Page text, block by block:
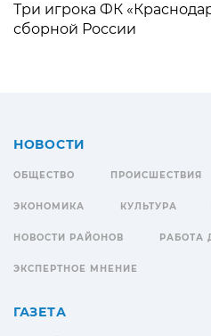
Три игрока ФК
сборной России
НОВОСТИ
ОБЩЕСТВО ПРОИСШЕСТВИЯ
ЭКОНОМИКА КУЛЬТУРА
НОВОСТИ РАЙОНОВ РАБОТА
ЭКСПЕРТНОЕ МНЕНИЕ
ГАЗЕТА